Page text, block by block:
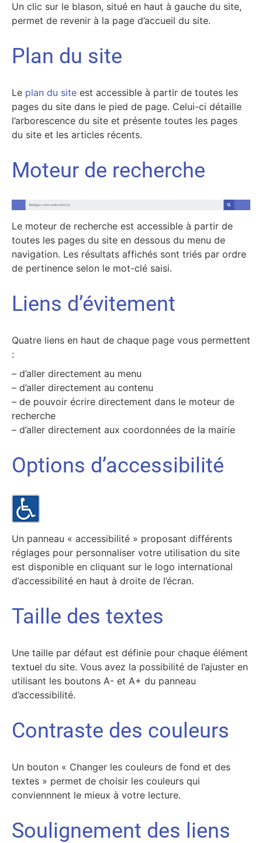
Un clic sur le blason, situé en haut à gauche du site,
permet de revenir à la page d’accueil du site.
Plan du site
Le plan du site est accessible à partir de toutes les
pages du site dans le pied de page. Celui-ci détaille
l’arborescence du site et présente toutes les pages
du site et les articles récents.
Moteur de recherche
Le moteur de recherche est accessible à partir de
toutes les pages du site en dessous du menu de
navigation. Les résultats affichés sont triés par ordre
de pertinence selon le mot-clé saisi.
Liens d’évitement
Quatre liens en haut de chaque page vous permettent
:
– d’aller directement au menu
– d’aller directement au contenu
– de pouvoir écrire directement dans le moteur de
recherche
– d’aller directement aux coordonnées de la mairie
Options d’accessibilité
Un panneau « accessibilité » proposant différents
réglages pour personnaliser votre utilisation du site
est disponible en cliquant sur le logo international
d’accessibilité en haut à droite de l’écran.
Taille des textes
Une taille par défaut est définie pour chaque élément
textuel du site. Vous avez la possibilité de l’ajuster en
utilisant les boutons A- et A+ du panneau
d’accessibilité.
Contraste des couleurs
Un bouton « Changer les couleurs de fond et des
textes » permet de choisir les couleurs qui
conviennnent le mieux à votre lecture.
Soulignement des liens